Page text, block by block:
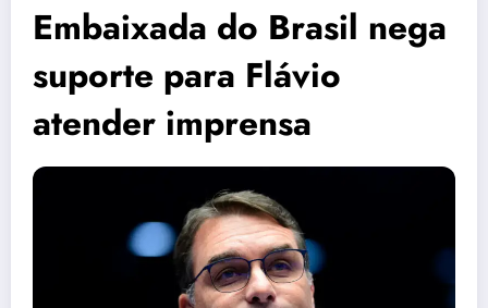
Embaixada do Brasil nega
suporte para Flávio
atender imprensa